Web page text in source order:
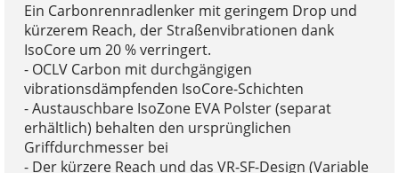
Ein Carbonrennradlenker mit geringem Drop und
kürzerem Reach, der Straßenvibrationen dank
IsoCore um 20 % verringert.
- OCLV Carbon mit durchgängigen
vibrationsdämpfenden IsoCore-Schichten
- Austauschbare IsoZone EVA Polster (separat
erhältlich) behalten den ursprünglichen
Griffdurchmesser bei
- Der kürzere Reach und das VR-SF-Design (Variable